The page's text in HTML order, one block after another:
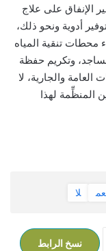
الإنفاق على علاج
أدوية ونحو ذلك،
محطات تنقية المياه
وتكريم حفظة
والجارية، لا
المنظِّمة لهذا
لا
نسخ الرابط